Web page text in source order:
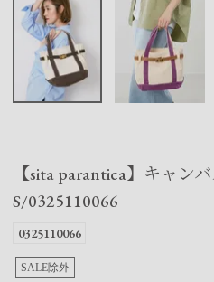
【sita parantica】キャン
S/0325110066
0325110066
SALE除外